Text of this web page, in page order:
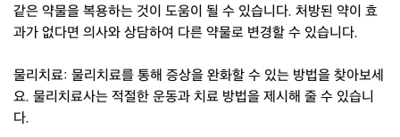
같은 약물을 복용하는 것이 도움이 될 수 있습니다. 처방된 약이 효
과가 없다면 의사와 상담하여 다른 약물로 변경할 수 있습니다.
물리치료: 물리치료를 통해 증상을 완화할 수 있는 방법을 찾아보세
요. 물리치료사는 적절한 운동과 치료 방법을 제시해 줄 수 있습니
다.